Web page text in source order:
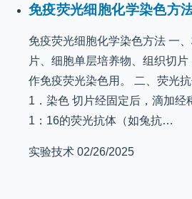
免疫荧光细胞化学染色方
免疫荧光细胞化学染色方法 一
片、细胞单层培养物、组织切片
作免疫荧光染色用。 二、荧光
1．染色 切片经固定后，滴加经
1：16的荧光抗体（如兔抗…
实验技术 02/26/2025